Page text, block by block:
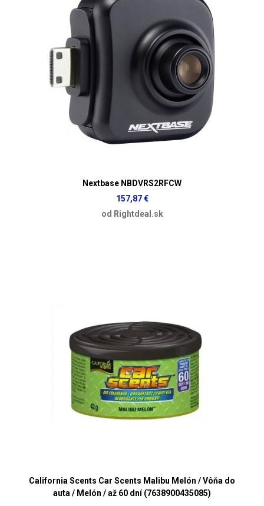
Nextbase NBDVRS2RFCW
157,87 €
od Rightdeal.sk
California Scents Car Scents Malibu Melón / Vôňa do
auta / Melón / až 60 dní (7638900435085)